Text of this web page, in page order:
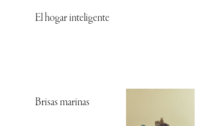
El hogar inteligente
Brisas marinas